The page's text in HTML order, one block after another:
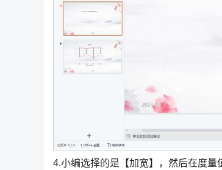
4.小编选择的是【加宽】，然后在度量